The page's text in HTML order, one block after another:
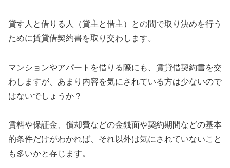
貸す人と借りる人（貸主と借主）との間で取り決めを行う
ために賃貸借契約書を取り交わします。
マンションやアパートを借りる際にも、賃貸借契約書を交
わしますが、あまり内容を気にされている方は少ないので
はないでしょうか？
賃料や保証金、償却費などの金銭面や契約期間などの基本
的条件だけがわかれば、それ以外は気にされていないこと
も多いかと存じます。